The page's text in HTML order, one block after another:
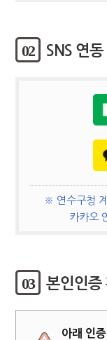
02 SNS 연
※ 연수구청
카카오
03 본인인증
아래 인